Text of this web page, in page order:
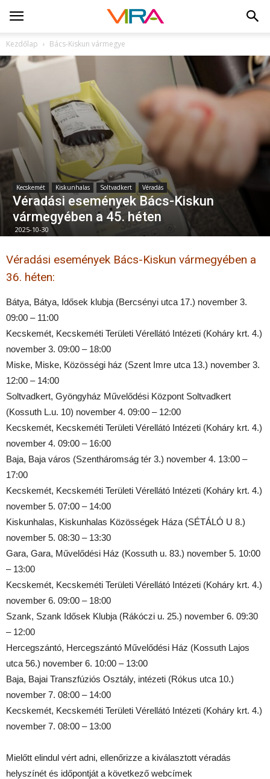
Kezdőlap Bács-Kiskun vármegye
Kecskemét Kiskunhalas Soltvadkert Véradás
Véradási események Bács-Kiskun
vármegyében a 45. héten
2025-10-30
Véradási események Bács-Kiskun vármegyében a
36. héten:
Bátya, Bátya, Idősek klubja (Bercsényi utca 17.) november 3.
09:00 – 11:00
Kecskemét, Kecskeméti Területi Vérellátó Intézeti (Koháry krt. 4.)
november 3. 09:00 – 18:00
Miske, Miske, Közösségi ház (Szent Imre utca 13.) november 3.
12:00 – 14:00
Soltvadkert, Gyöngyház Művelődési Központ Soltvadkert
(Kossuth L.u. 10) november 4. 09:00 – 12:00
Kecskemét, Kecskeméti Területi Vérellátó Intézeti (Koháry krt. 4.)
november 4. 09:00 – 16:00
Baja, Baja város (Szentháromság tér 3.) november 4. 13:00 –
17:00
Kecskemét, Kecskeméti Területi Vérellátó Intézeti (Koháry krt. 4.)
november 5. 07:00 – 14:00
Kiskunhalas, Kiskunhalas Közösségek Háza (SÉTÁLÓ U 8.)
november 5. 08:30 – 13:30
Gara, Gara, Művelődési Ház (Kossuth u. 83.) november 5. 10:00
– 13:00
Kecskemét, Kecskeméti Területi Vérellátó Intézeti (Koháry krt. 4.)
november 6. 09:00 – 18:00
Szank, Szank Idősek Klubja (Rákóczi u. 25.) november 6. 09:30
– 12:00
Hercegszántó, Hercegszántó Művelődési Ház (Kossuth Lajos
utca 56.) november 6. 10:00 – 13:00
Baja, Bajai Transzfúziós Osztály, intézeti (Rókus utca 10.)
november 7. 08:00 – 14:00
Kecskemét, Kecskeméti Területi Vérellátó Intézeti (Koháry krt. 4.)
november 7. 08:00 – 13:00
Mielőtt elindul vért adni, ellenőrizze a kiválasztott véradás
helyszínét és időpontját a következő webcímek